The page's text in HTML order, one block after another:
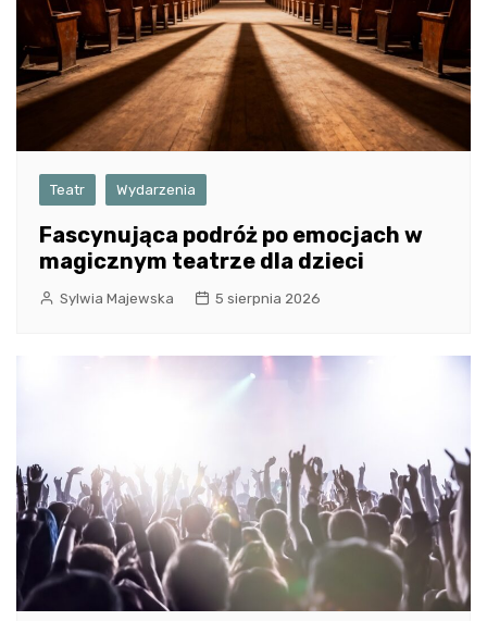
Teatr Wydarzenia
Fascynująca podróż po emocjach w
magicznym teatrze dla dzieci
Sylwia Majewska 5 sierpnia 2026